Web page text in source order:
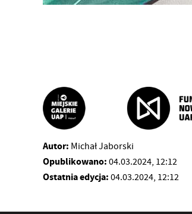
Autor: Michał Jaborski
Opublikowano: 04.03.2024, 12:12
Ostatnia edycja: 04.03.2024, 12:12